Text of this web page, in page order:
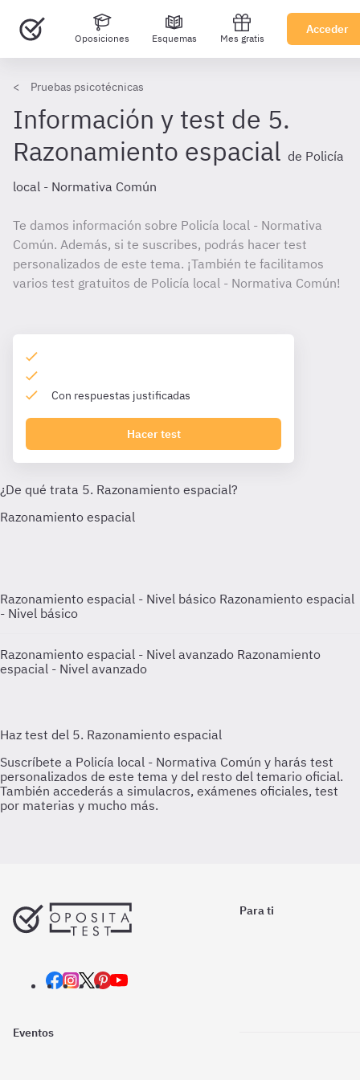
Oposiciones Esquemas Mes gratis
Acceder
Pruebas psicotécnicas
Información y test de 5.
Razonamiento espacial de Policía
local - Normativa Común
Te damos información sobre Policía local - Normativa
Común. Además, si te suscribes, podrás hacer test
personalizados de este tema. ¡También te facilitamos
varios test gratuitos de Policía local - Normativa Común!
Con respuestas justificadas
Hacer test
Razonamiento espacial - Nivel básico Razonamiento espacial
- Nivel básico
Razonamiento espacial - Nivel avanzado Razonamiento
espacial - Nivel avanzado
Para ti
Eventos